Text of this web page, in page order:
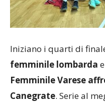
Iniziano i quarti di
femminile lombarda
Femminile Varese
Canegrate. Serie al